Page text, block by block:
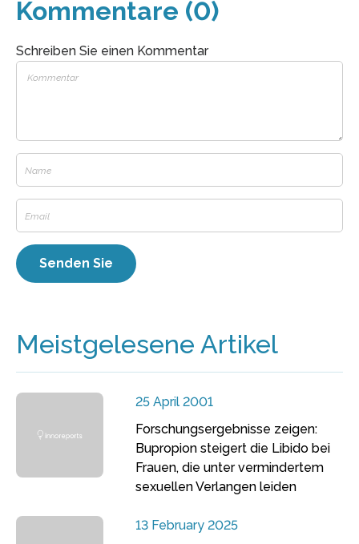
Kommentare (0)
Schreiben Sie einen Kommentar
Meistgelesene Artikel
25 April 2001
Forschungsergebnisse zeigen:
Bupropion steigert die Libido bei
Frauen, die unter vermindertem
sexuellen Verlangen leiden
13 February 2025